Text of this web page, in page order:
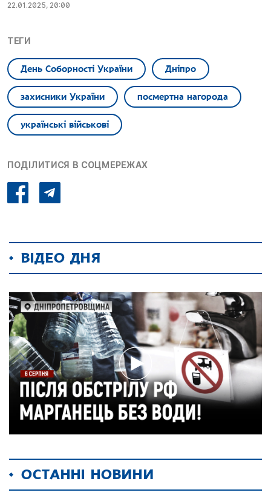
22.01.2025, 20:00
ТЕГИ
День Соборності України Дніпро
захисники України посмертна нагорода
українські військові
ПОДІЛИТИСЯ В СОЦМЕРЕЖАХ
ВІДЕО ДНЯ
ОСТАННІ НОВИНИ